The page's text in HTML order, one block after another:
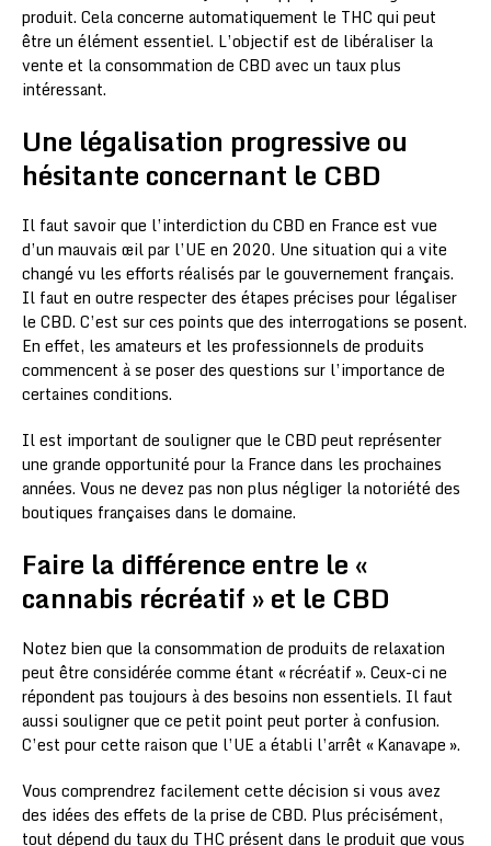
produit. Cela concerne automatiquement le THC qui peut
être un élément essentiel. L’objectif est de libéraliser la
vente et la consommation de CBD avec un taux plus
intéressant.
Une légalisation progressive ou
hésitante concernant le CBD
Il faut savoir que l’interdiction du CBD en France est vue
d’un mauvais œil par l’UE en 2020. Une situation qui a vite
changé vu les efforts réalisés par le gouvernement français.
Il faut en outre respecter des étapes précises pour légaliser
le CBD. C’est sur ces points que des interrogations se posent.
En effet, les amateurs et les professionnels de produits
commencent à se poser des questions sur l’importance de
certaines conditions.
Il est important de souligner que le CBD peut représenter
une grande opportunité pour la France dans les prochaines
années. Vous ne devez pas non plus négliger la notoriété des
boutiques françaises dans le domaine.
Faire la différence entre le «
cannabis récréatif » et le CBD
Notez bien que la consommation de produits de relaxation
peut être considérée comme étant « récréatif ». Ceux-ci ne
répondent pas toujours à des besoins non essentiels. Il faut
aussi souligner que ce petit point peut porter à confusion.
C’est pour cette raison que l’UE a établi l’arrêt « Kanavape ».
Vous comprendrez facilement cette décision si vous avez
des idées des effets de la prise de CBD. Plus précisément,
tout dépend du taux du THC présent dans le produit que vous